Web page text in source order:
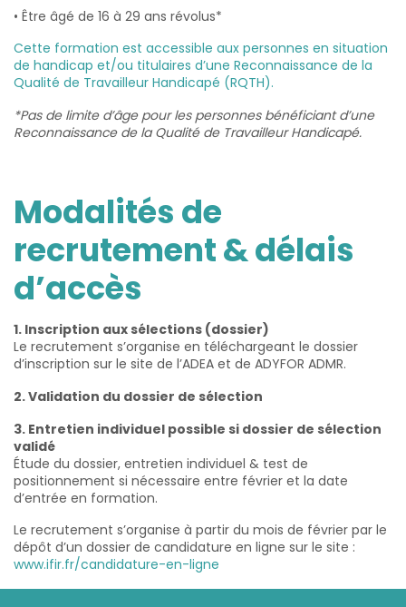
• Être âgé de 16 à 29 ans révolus*
Cette formation est accessible aux personnes en situation
de handicap et/ou titulaires d’une Reconnaissance de la
Qualité de Travailleur Handicapé (RQTH).
*Pas de limite d’âge pour les personnes bénéficiant d’une
Reconnaissance de la Qualité de Travailleur Handicapé.
Modalités de
recrutement & délais
d’accès
1. Inscription aux sélections (dossier)
Le recrutement s’organise en téléchargeant le dossier
d’inscription sur le site de l’ADEA et de ADYFOR ADMR.
2. Validation du dossier de sélection
3. Entretien individuel possible si dossier de sélection
validé
Étude du dossier, entretien individuel & test de
positionnement si nécessaire entre février et la date
d’entrée en formation.
Le recrutement s’organise à partir du mois de février par le
dépôt d’un dossier de candidature en ligne sur le site :
www.ifir.fr/candidature-en-ligne